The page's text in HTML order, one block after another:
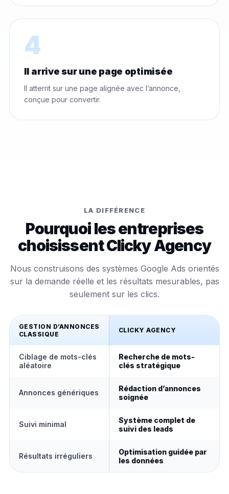
4
Il arrive sur une page optimisée
Il atterrit sur une page alignée avec l’annonce,
conçue pour convertir.
LA DIFFÉRENCE
Pourquoi les entreprises
choisissent Clicky Agency
Nous construisons des systèmes Google Ads orientés
sur la demande réelle et les résultats mesurables, pas
seulement sur les clics.
GESTION D’ANNONCES
CLASSIQUE
CLICKY AGENCY
Ciblage de mots-clés
aléatoire
Recherche de mots-
clés stratégique
Annonces génériques
Rédaction d’annonces
soignée
Suivi minimal
Système complet de
suivi des leads
Résultats irréguliers
Optimisation guidée par
les données